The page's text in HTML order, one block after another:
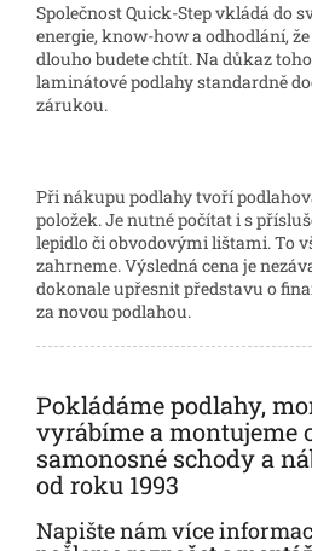
Společnost Quick-Step vkládá do
energie, know-how a odhodlání,
dlouho budete chtít. Na důkaz
laminátové podlahy standardně
zárukou.
Při nákupu podlahy tvoří
položek. Je nutné počítat i s
lepidlo či obvodovými lištami. To
zahrneme. Výsledná cena je
dokonale upřesnit představu o
za novou podlahou.
Pokládáme podlahy,
vyrábíme a montujeme
samonosné schody a
od roku 1993
Napište nám více